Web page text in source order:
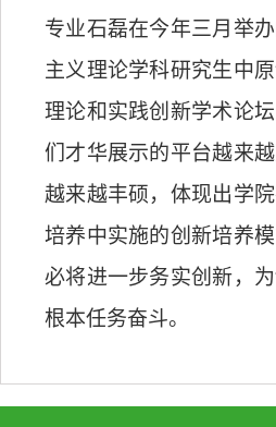
专业石磊在今年三月举
主义理论学科研究生中
理论和实践创新学术论
们才华展示的平台越来
越来越丰硕，体现出学
培养中实施的创新培养
必将进一步务实创新，
根本任务奋斗。